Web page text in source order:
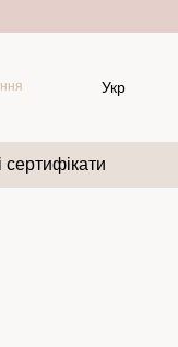
Укр
сертифікати